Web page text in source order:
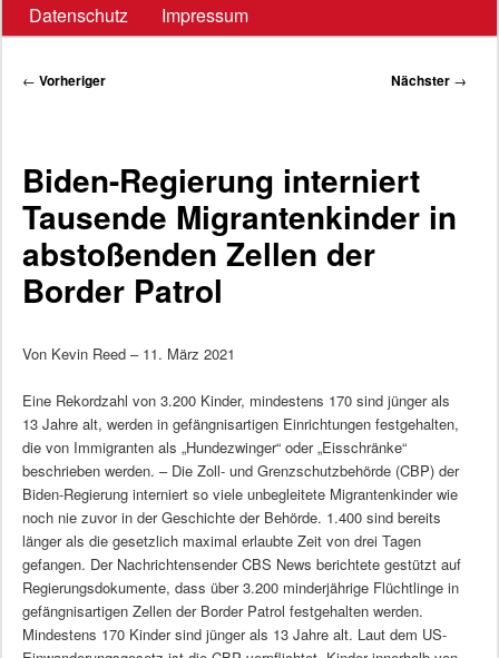
Datenschutz
Impressum
Beitragsnavigation
← Vorheriger Nächster →
Biden-Regierung interniert
Tausende Migrantenkinder in
abstoßenden Zellen der
Border Patrol
Von Kevin Reed – 11. März 2021
Eine Rekordzahl von 3.200 Kinder, mindestens 170 sind jünger als
13 Jahre alt, werden in gefängnisartigen Einrichtungen festgehalten,
die von Immigranten als „Hundezwinger“ oder „Eisschränke“
beschrieben werden. – Die Zoll- und Grenzschutzbehörde (CBP) der
Biden-Regierung interniert so viele unbegleitete Migrantenkinder wie
noch nie zuvor in der Geschichte der Behörde. 1.400 sind bereits
länger als die gesetzlich maximal erlaubte Zeit von drei Tagen
gefangen. Der Nachrichtensender CBS News berichtete gestützt auf
Regierungsdokumente, dass über 3.200 minderjährige Flüchtlinge in
gefängnisartigen Zellen der Border Patrol festgehalten werden.
Mindestens 170 Kinder sind jünger als 13 Jahre alt. Laut dem US-